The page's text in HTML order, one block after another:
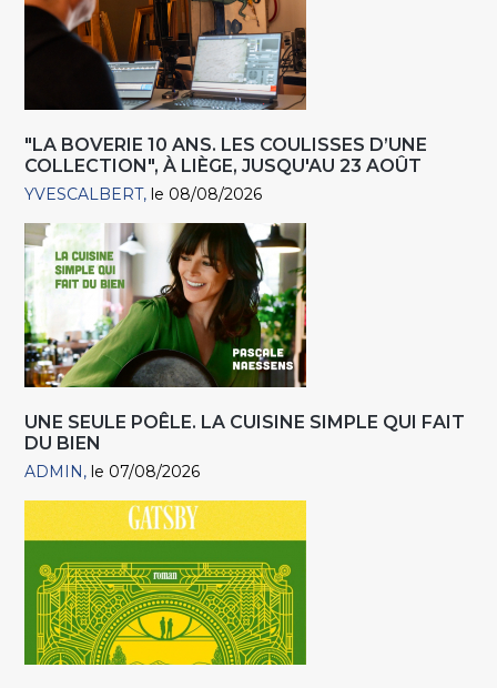
"LA BOVERIE 10 ANS. LES COULISSES D’UNE
COLLECTION", À LIÈGE, JUSQU'AU 23 AOÛT
YVESCALBERT le 08/08/2026
UNE SEULE POÊLE. LA CUISINE SIMPLE QUI FAIT
DU BIEN
ADMIN le 07/08/2026